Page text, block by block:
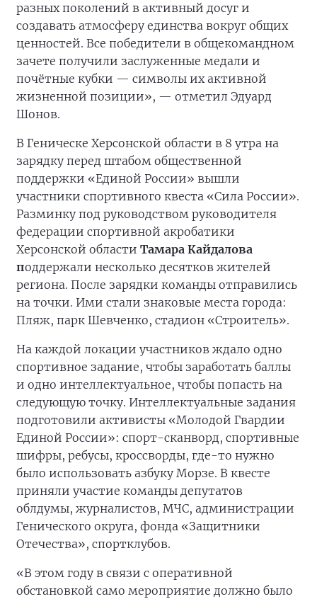
разных поколений в активный досуг и
создавать атмосферу единства вокруг общих
ценностей. Все победители в общекомандном
зачете получили заслуженные медали и
почётные кубки — символы их активной
жизненной позиции», — отметил Эдуард
Шонов.
В Геническе Херсонской области в 8 утра на
зарядку перед штабом общественной
поддержки «Единой России» вышли
участники спортивного квеста «Сила России».
Разминку под руководством руководителя
федерации спортивной акробатики
Херсонской области Тамара Кайдалова
поддержали несколько десятков жителей
региона. После зарядки команды отправились
на точки. Ими стали знаковые места города:
Пляж, парк Шевченко, стадион «Строитель».
На каждой локации участников ждало одно
спортивное задание, чтобы заработать баллы
и одно интеллектуальное, чтобы попасть на
следующую точку. Интеллектуальные задания
подготовили активисты «Молодой Гвардии
Единой России»: спорт-сканворд, спортивные
шифры, ребусы, кроссворды, где-то нужно
было использовать азбуку Морзе. В квесте
приняли участие команды депутатов
облдумы, журналистов, МЧС, администрации
Генического округа, фонда «Защитники
Отечества», спортклубов.
«В этом году в связи с оперативной
обстановкой само мероприятие должно было